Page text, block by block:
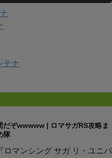
テナ
だぞwwwww | ロマサガRS攻略ま
隊
ロマンシング サガ リ・ユニバ